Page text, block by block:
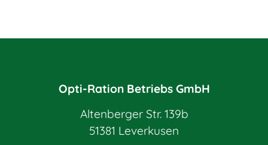
Opti-Ration Betriebs GmbH
Altenberger Str. 139b
51381 Leverkusen